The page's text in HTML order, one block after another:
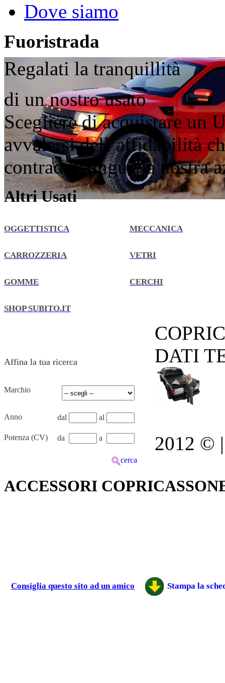
Dove siamo
Fuoristrada
Regalati la tranquillità
di un nostro usato
Scegliere di acquistare un
avvalersi dell’affidabilità
contraddistingue la nostra
Altri Usati
OGGETTISTICA MECCANICA
CARROZZERIA VETRI
GOMME CERCHI
SHOP SUBITO.IT
Affina la tua ricerca
Marchio
Anno dal al
Potenza (CV) da a
cerca
ACCESSORI
DATI
Consiglia questo sito ad un amico Stampa la
2012 ©